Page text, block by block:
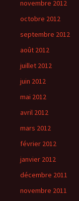
novembre 2012
octobre 2012
septembre 2012
août 2012
juillet 2012
juin 2012
mai 2012
avril 2012
mars 2012
février 2012
janvier 2012
décembre 2011
novembre 2011